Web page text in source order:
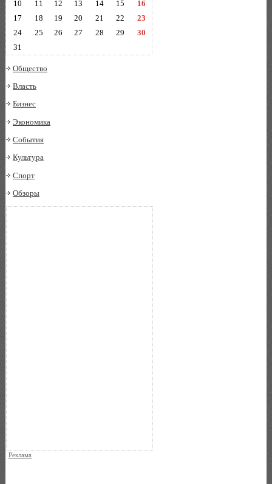
10 11 12 13 14 15
16
17
18 19 20 21 22
23
24
25 26 27 28 29
30
31
Общество
Власть
Бизнес
Экономика
События
Культура
Спорт
Обзоры
Реклама